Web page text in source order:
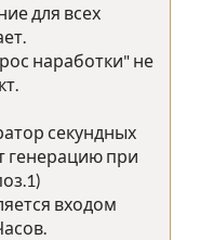
для всех
наработки" не
секундных
генерацию при
входом